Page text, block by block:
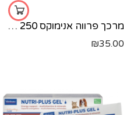
מרכך פרווה אנימוקס 250 מ?ל
₪35.00